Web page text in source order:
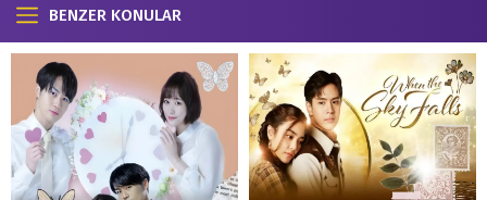
BENZER KONULAR